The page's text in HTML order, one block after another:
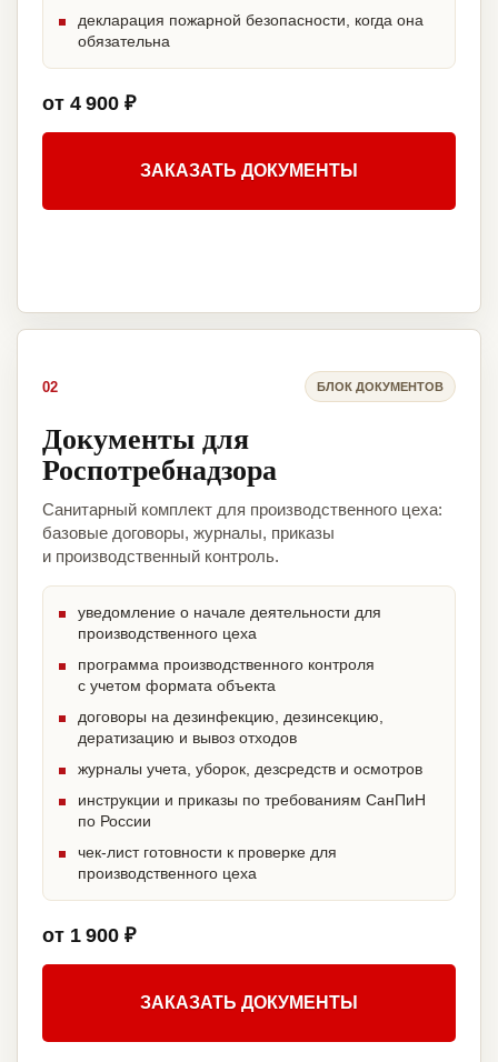
декларация пожарной безопасности, когда она
обязательна
от 4 900 ₽
ЗАКАЗАТЬ ДОКУМЕНТЫ
02 БЛОК ДОКУМЕНТОВ
Документы для
Роспотребнадзора
Санитарный комплект для производственного цеха:
базовые договоры, журналы, приказы
и производственный контроль.
уведомление о начале деятельности для
производственного цеха
программа производственного контроля
с учетом формата объекта
договоры на дезинфекцию, дезинсекцию,
дератизацию и вывоз отходов
журналы учета, уборок, дезсредств и осмотров
инструкции и приказы по требованиям СанПиН
по России
чек-лист готовности к проверке для
производственного цеха
от 1 900 ₽
ЗАКАЗАТЬ ДОКУМЕНТЫ